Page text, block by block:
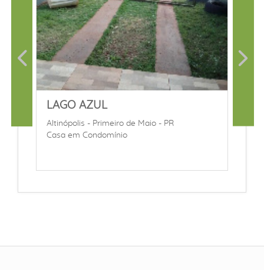
LAGO AZUL
Altinópolis - Primeiro de Maio - PR
Casa em Condomínio